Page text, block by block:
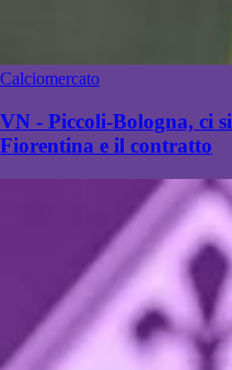
Calciomercato
VN - Piccoli-Bologna, ci
Fiorentina e il contratto